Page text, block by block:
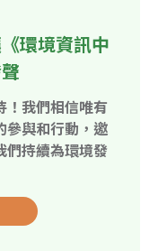
環境資訊中
！我們相信唯有
參與和行動，邀
們持續為環境發